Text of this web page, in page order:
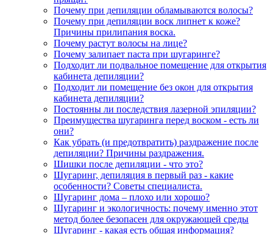
Почему при депиляции обламываются волосы?
Почему при депиляции воск липнет к коже?
Причины прилипания воска.
Почему растут волосы на лице?
Почему залипает паста при шугаринге?
Подходит ли подвальное помещение для открытия
кабинета депиляции?
Подходит ли помещение без окон для открытия
кабинета депиляции?
Постоянны ли последствия лазерной эпиляции?
Преимущества шугаринга перед воском - есть ли
они?
Как убрать (и предотвратить) раздражение после
депиляции? Причины раздражения.
Шишки после депиляции - что это?
Шугаринг, депиляция в первый раз - какие
особенности? Советы специалиста.
Шугаринг дома – плохо или хорошо?
Шугаринг и экологичность: почему именно этот
метод более безопасен для окружающей среды
Шугаринг - какая есть общая информация?